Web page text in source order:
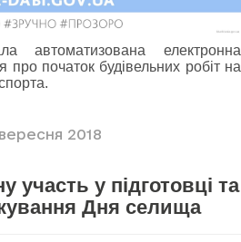
автоматизована електронна
про початок будівельних робіт на
2018
участь у підготовці та
Дня селища